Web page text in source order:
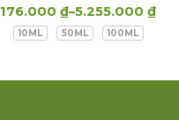
176.000 ₫–5.255.000 ₫
10ML 50ML 100ML